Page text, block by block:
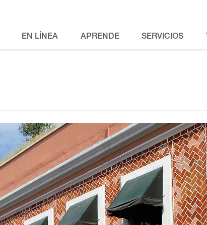
EN LÍNEA APRENDE SERVICIOS